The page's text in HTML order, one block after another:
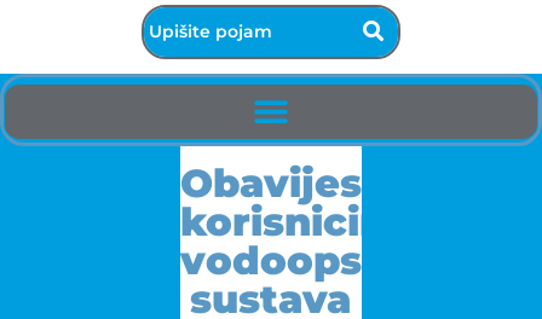
Obavijest
korisnicima
vodoopskrbnog
sustava